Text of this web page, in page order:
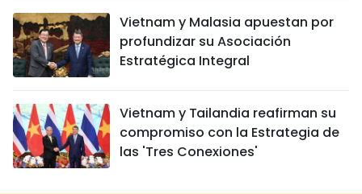
Vietnam y Malasia apuestan por
profundizar su Asociación
Estratégica Integral
Vietnam y Tailandia reafirman su
compromiso con la Estrategia de
las 'Tres Conexiones'